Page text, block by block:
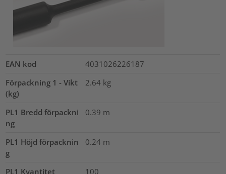
EAN kod
4031026226187
Förpackning 1 - Vikt
(kg)
2.64 kg
PL1 Bredd förpackni
ng
0.39 m
PL1 Höjd förpacknin
g
0.24 m
PL1 Kvantitet 100